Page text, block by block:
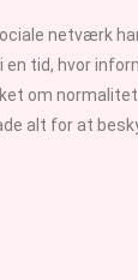
netværk
tid, hvor
om
alt for at